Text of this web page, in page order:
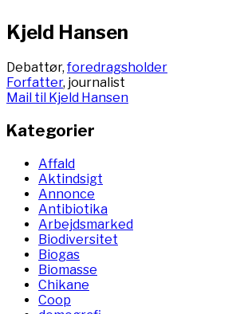
Kjeld Hansen
Debattør,foredragsholder
Forfatter, journalist
Mail til Kjeld Hansen
Kategorier
Affald
Aktindsigt
Annonce
Antibiotika
Arbejdsmarked
Biodiversitet
Biogas
Biomasse
Chikane
Coop